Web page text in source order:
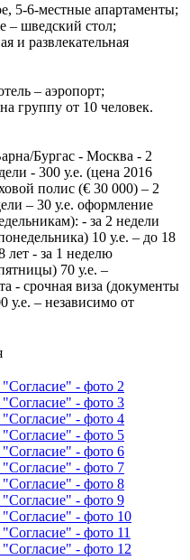
5-6-местные апартаменты;
– шведский стол;
и развлекательная
– аэропорт;
группу от 10 человек.
Бургас - Москва - 2
- 300 у.е. (цена 2016
полис (€ 30 000) – 2
– 30 у.е. оформление
- за 2 недели
10 у.е. – до 18
лет - за 1 неделю
70 у.е. –
- срочная виза (документы
у.е. – независимо от